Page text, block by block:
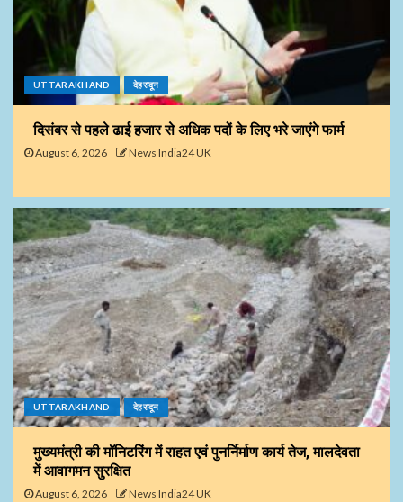
UTTARAKHAND देहरादून
दिसंबर से पहले ढाई हजार से अधिक पदों के लिए भरे जाएंगे फार्म
August 6, 2026 News India24 UK
UTTARAKHAND देहरादून
मुख्यमंत्री की मॉनिटरिंग में राहत एवं पुनर्निर्माण कार्य तेज, मालदेवता
में आवागमन सुरक्षित
August 6, 2026 News India24 UK